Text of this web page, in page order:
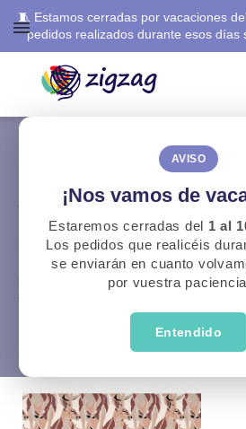
🧵 Estamos cerradas por vacaciones del
pedidos realizados durante esos días
AVISO
¡Nos vamos de
Estaremos cerradas del 1 al
Los pedidos que realicéis
se enviarán en cuanto
por vuestra
Entendido
Comprar telas
En nuestra tienda online podrás
telas bonitas
que se venden al metro.
para ropa infantil, juvenil y de adulto,
del hogar desde lonetas, lonetas
lonetas o puntos para cojines, telas
colchas…¡sólo falta que tú diseñes